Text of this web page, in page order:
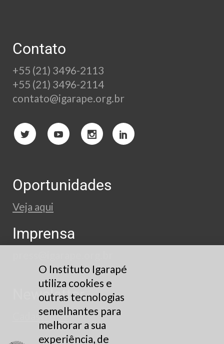
Contato
+55 (21) 3496-2113
+55 (21) 3496-2114
contato@igarape.org.br
Oportunidades
Veja aqui
Imprensa
Newsletter
Cadastre-se
O Instituto Igarapé
utiliza cookies e
outras tecnologias
semelhantes para
melhorar a sua
experiência, de